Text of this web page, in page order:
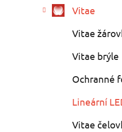
s
e
Vitae
Vitae
Vitae brýle
Ochranné
Lineární
Vitae